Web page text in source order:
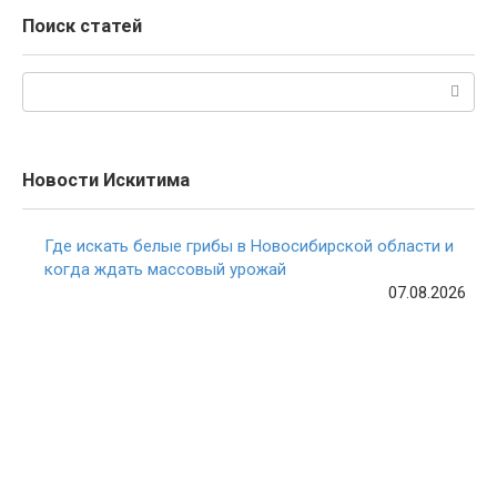
Поиск статей
Новости Искитима
Где искать белые грибы в Новосибирской области и
когда ждать массовый урожай
07.08.2026